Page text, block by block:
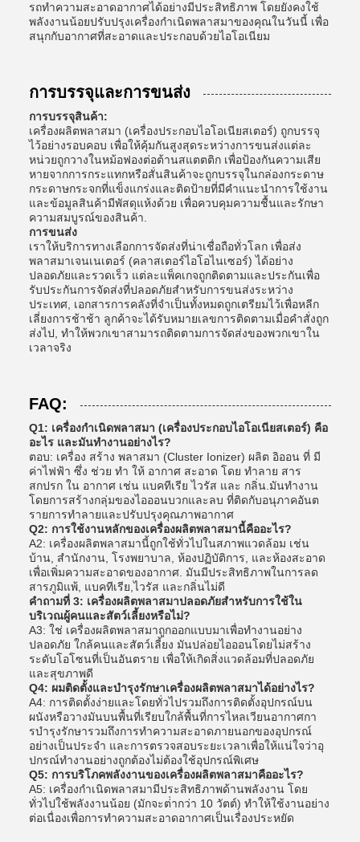
รถทําความสะอาดอากาศได้อย่างมีประสิทธิภาพ โดยยังคงใช้
พลังงานน้อยปรับปรุงเครื่องกําเนิดพลาสมาของคุณในวันนี้ เพื่อ
สนุกกับอากาศที่สะอาดและประกอบด้วยไอโอเนียม
การบรรจุและการขนส่ง
การบรรจุสินค้า:
เครื่องผลิตพลาสมา (เครื่องประกอบไอโอเนียสเตอร์) ถูกบรรจุ
ไว้อย่างรอบคอบ เพื่อให้คุ้มกันสูงสุดระหว่างการขนส่งแต่ละ
หน่วยถูกวางในหม้อฟองต่อต้านสแตตติก เพื่อป้องกันความเสีย
หายจากการกระแทกหรือสั่นสินค้าจะถูกบรรจุในกล่องกระดาษ
กระดาษกระจกที่แข็งแกร่งและติดป้ายที่มีคําแนะนําการใช้งาน
และข้อมูลสินค้ามีพัสดุแห้งด้วย เพื่อควบคุมความชื้นและรักษา
ความสมบูรณ์ของสินค้า.
การขนส่ง
เราให้บริการทางเลือกการจัดส่งที่น่าเชื่อถือทั่วโลก เพื่อส่ง
พลาสมาเจนเนเตอร์ (คลาสเตอร์ไอโอไนเซอร์) ได้อย่าง
ปลอดภัยและรวดเร็ว แต่ละแพ็คเกจถูกติดตามและประกันเพื่อ
รับประกันการจัดส่งที่ปลอดภัยสําหรับการขนส่งระหว่าง
ประเทศ, เอกสารการคลังที่จําเป็นทั้งหมดถูกเตรียมไว้เพื่อหลีก
เลี่ยงการช้าช้า ลูกค้าจะได้รับหมายเลขการติดตามเมื่อคําสั่งถูก
ส่งไป, ทําให้พวกเขาสามารถติดตามการจัดส่งของพวกเขาใน
เวลาจริง
FAQ:
Q1: เครื่องกําเนิดพลาสมา (เครื่องประกอบไอโอเนียสเตอร์) คือ
อะไร และมันทํางานอย่างไร?
ตอบ: เครื่อง สร้าง พลาสมา (Cluster Ionizer) ผลิต อิออน ที่ มี
ค่าไฟฟ้า ซึ่ง ช่วย ทํา ให้ อากาศ สะอาด โดย ทําลาย สาร
สกปรก ใน อากาศ เช่น แบคทีเรีย ไวรัส และ กลิ่น.มันทํางาน
โดยการสร้างกลุ่มของไอออนบวกและลบ ที่ติดกับอนุภาคอันต
รายการทําลายและปรับปรุงคุณภาพอากาศ
Q2: การใช้งานหลักของเครื่องผลิตพลาสมานี้คืออะไร?
A2: เครื่องผลิตพลาสมานี้ถูกใช้ทั่วไปในสภาพแวดล้อม เช่น
บ้าน, สํานักงาน, โรงพยาบาล, ห้องปฏิบัติการ, และห้องสะอาด
เพื่อเพิ่มความสะอาดของอากาศ. มันมีประสิทธิภาพในการลด
สารภูมิแพ้, แบคทีเรีย,ไวรัส และกลิ่นไม่ดี
คําถามที่ 3: เครื่องผลิตพลาสมาปลอดภัยสําหรับการใช้ใน
บริเวณผู้คนและสัตว์เลี้ยงหรือไม่?
A3: ใช่ เครื่องผลิตพลาสมาถูกออกแบบมาเพื่อทํางานอย่าง
ปลอดภัย ใกล้คนและสัตว์เลี้ยง มันปล่อยไอออนโดยไม่สร้าง
ระดับโอโซนที่เป็นอันตราย เพื่อให้เกิดสิ่งแวดล้อมที่ปลอดภัย
และสุขภาพดี
Q4: ผมติดตั้งและบํารุงรักษาเครื่องผลิตพลาสมาได้อย่างไร?
A4: การติดตั้งง่ายและโดยทั่วไปรวมถึงการติดตั้งอุปกรณ์บน
ผนังหรือวางมันบนพื้นที่เรียบใกล้พื้นที่การไหลเวียนอากาศกา
รบํารุงรักษารวมถึงการทําความสะอาดภายนอกของอุปกรณ์
อย่างเป็นประจํา และการตรวจสอบระยะเวลาเพื่อให้แน่ใจว่าอุ
ปกรณ์ทํางานอย่างถูกต้องไม่ต้องใช้อุปกรณ์พิเศษ
Q5: การบริโภคพลังงานของเครื่องผลิตพลาสมาคืออะไร?
A5: เครื่องกําเนิดพลาสมามีประสิทธิภาพด้านพลังงาน โดย
ทั่วไปใช้พลังงานน้อย (มักจะต่ํากว่า 10 วัตต์) ทําให้ใช้งานอย่าง
ต่อเนื่องเพื่อการทําความสะอาดอากาศเป็นเรื่องประหยัด